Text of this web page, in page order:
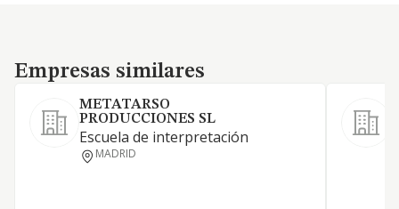
Empresas similares
Empresas similares
METATARSO
PRODUCCIONES SL
Escuela de interpretación
MADRID